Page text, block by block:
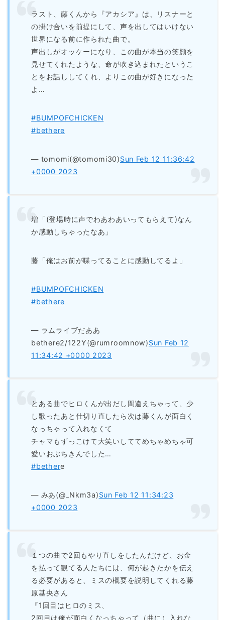
ラスト、藤くんから『アカシア』は、リスナーと
の掛け合いを前提にして、声を出してはいけない
世界になる前に作られた曲で。
声出しがオッケーになり、この曲が本当の笑顔を
見せてくれたような、命が吹き込まれたというこ
とをお話ししてくれ、よりこの曲が好きになった
よ…
#BUMPOFCHICKEN
#bethere
— tomomi(@tomomi30)Sun Feb 12 11:36:42
+0000 2023
増「(登場時に声でわあわあいってもらえて)なん
か感動しちゃったなあ」
藤「俺はお前が喋ってることに感動してるよ」
#BUMPOFCHICKEN
#bethere
— ラムライブだああ
bethere2/122Y(@rumroomnow)Sun Feb 12
11:34:42 +0000 2023
とある曲でヒロくんが出だし間違えちゃって、少
し歌ったあと仕切り直したら次は藤くんが面白く
なっちゃって入れなくて
チャマもずっこけて大笑いしててめちゃめちゃ可
愛いおぶちきんでした…
#bethere
— みあ(@_Nkm3a)Sun Feb 12 11:34:23
+0000 2023
１つの曲で2回もやり直しをしたんだけど、お金
を払って観てる人たちには、何が起きたかを伝え
る必要があると、ミスの概要を説明してくれる藤
原基央さん
『1回目はヒロのミス、
2回目は俺が面白くなっちゃって（曲に）入れな